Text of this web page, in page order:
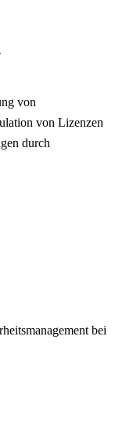
von
von Lizenzen
durch
bei